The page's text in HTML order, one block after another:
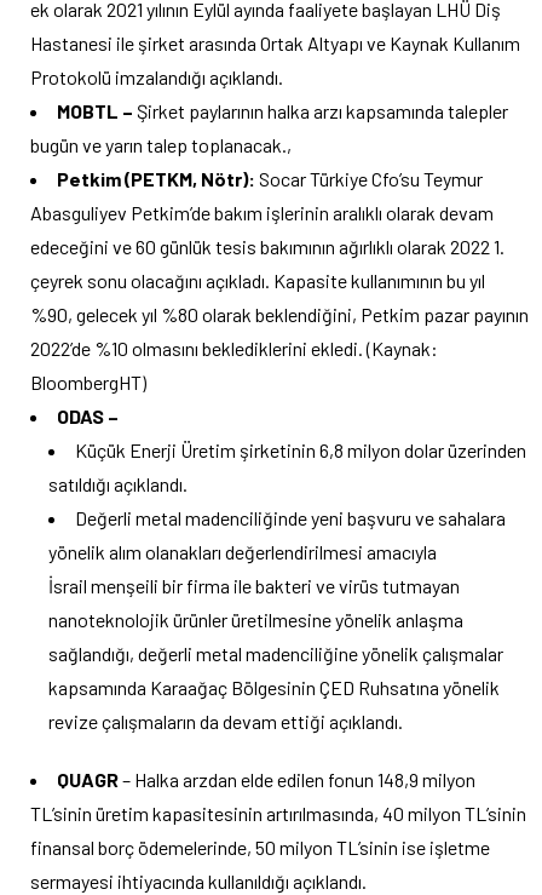
ek olarak 2021 yılının Eylül ayında faaliyete başlayan LHÜ Diş
Hastanesi ile şirket arasında Ortak Altyapı ve Kaynak Kullanım
Protokolü imzalandığı açıklandı.
MOBTL – Şirket paylarının halka arzı kapsamında talepler
bugün ve yarın talep toplanacak.,
Petkim (PETKM, Nötr): Socar Türkiye Cfo’su Teymur
Abasguliyev Petkim’de bakım işlerinin aralıklı olarak devam
edeceğini ve 60 günlük tesis bakımının ağırlıklı olarak 2022 1.
çeyrek sonu olacağını açıkladı. Kapasite kullanımının bu yıl
%90, gelecek yıl %80 olarak beklendiğini, Petkim pazar payının
2022’de %10 olmasını beklediklerini ekledi. (Kaynak:
BloombergHT)
ODAS –
Küçük Enerji Üretim şirketinin 6,8 milyon dolar üzerinden
satıldığı açıklandı.
Değerli metal madenciliğinde yeni başvuru ve sahalara
yönelik alım olanakları değerlendirilmesi amacıyla
İsrail menşeili bir firma ile bakteri ve virüs tutmayan
nanoteknolojik ürünler üretilmesine yönelik anlaşma
sağlandığı, değerli metal madenciliğine yönelik çalışmalar
kapsamında Karaağaç Bölgesinin ÇED Ruhsatına yönelik
revize çalışmaların da devam ettiği açıklandı.
QUAGR– Halka arzdan elde edilen fonun 148,9 milyon
TL’sinin üretim kapasitesinin artırılmasında, 40 milyon TL’sinin
finansal borç ödemelerinde, 50 milyon TL’sinin ise işletme
sermayesi ihtiyacında kullanıldığı açıklandı.